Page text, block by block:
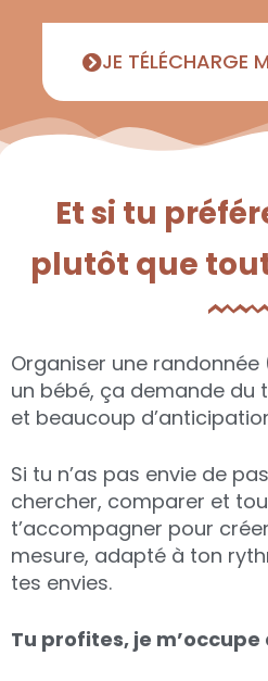
JE TÉLÉCHARGE
Et si tu
plutôt que
Organiser une
un bébé, ça demande du
et beaucoup
Si tu n’as pas envie de
chercher, comparer et
t’accompagner pour
mesure, adapté à ton
tes envies.
Tu profites, je m’occupe